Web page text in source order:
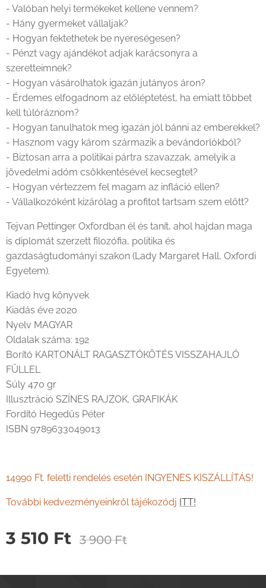
- Valóban helyi termékeket kellene vennem?
- Hány gyermeket vállaljak?
- Hogyan fektethetek be nyereségesen?
- Pénzt vagy ajándékot adjak karácsonyra a
szeretteimnek?
- Hogyan vásárolhatok igazán jutányos áron?
- Érdemes elfogadnom az előléptetést, ha emiatt többet
kell túlóráznom?
- Hogyan tanulhatok meg igazán jól bánni az emberekkel?
- Hasznom vagy károm származik a bevándorlókból?
- Biztosan arra a politikai pártra szavazzak, amelyik a
jövedelmi adóm csökkentésével kecsegtet?
- Hogyan vértezzem fel magam az infláció ellen?
- Vállalkozóként kizárólag a profitot tartsam szem előtt?
Tejvan Pettinger Oxfordban él és tanít, ahol hajdan maga
is diplomát szerzett filozófia, politika és
gazdaságtudományi szakon (Lady Margaret Hall, Oxfordi
Egyetem).
Kiadó hvg könyvek
Kiadás éve 2020
Nyelv MAGYAR
Oldalak száma: 192
Borító KARTONÁLT RAGASZTÓKÖTÉS VISSZAHAJLÓ
FÜLLEL
Súly 470 gr
Illusztráció SZÍNES RAJZOK, GRAFIKÁK
Fordító Hegedűs Péter
ISBN 9789633049013
14990 Ft. feletti rendelés esetén INGYENES KISZÁLLÍTÁS!
További kedvezményeinkről tájékozódj ITT!
3 510 Ft 3 900Ft